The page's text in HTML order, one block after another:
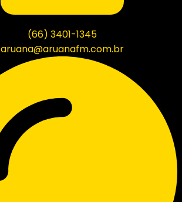
(66) 3401-1345
aruana@aruanafm.com.br